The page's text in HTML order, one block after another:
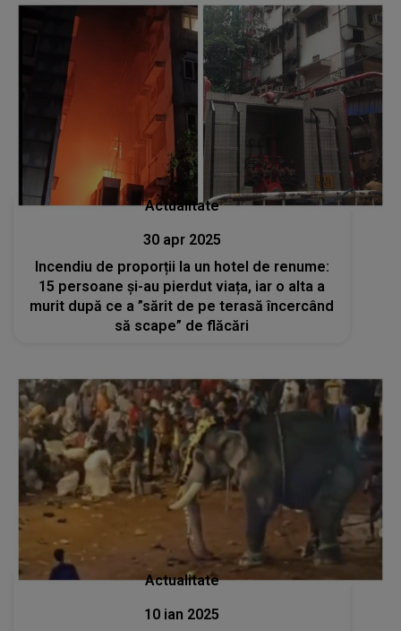
Actualitate
30 apr 2025
Incendiu de proporții la un hotel de renume:
15 persoane și-au pierdut viața, iar o alta a
murit după ce a ”sărit de pe terasă încercând
să scape” de flăcări
Actualitate
10 ian 2025